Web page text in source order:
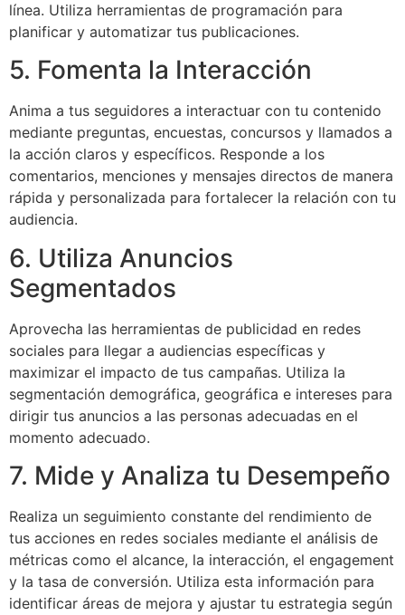
línea. Utiliza herramientas de programación para
planificar y automatizar tus publicaciones.
5. Fomenta la Interacción
Anima a tus seguidores a interactuar con tu contenido
mediante preguntas, encuestas, concursos y llamados a
la acción claros y específicos. Responde a los
comentarios, menciones y mensajes directos de manera
rápida y personalizada para fortalecer la relación con tu
audiencia.
6. Utiliza Anuncios
Segmentados
Aprovecha las herramientas de publicidad en redes
sociales para llegar a audiencias específicas y
maximizar el impacto de tus campañas. Utiliza la
segmentación demográfica, geográfica e intereses para
dirigir tus anuncios a las personas adecuadas en el
momento adecuado.
7. Mide y Analiza tu Desempeño
Realiza un seguimiento constante del rendimiento de
tus acciones en redes sociales mediante el análisis de
métricas como el alcance, la interacción, el engagement
y la tasa de conversión. Utiliza esta información para
identificar áreas de mejora y ajustar tu estrategia según